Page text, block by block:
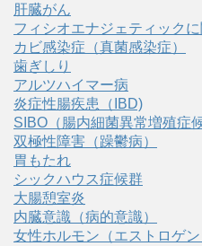
肝臓がん
フィシオエナジェティック
カビ感染症（真菌感染症）
歯ぎしり
アルツハイマー病
炎症性腸疾患（IBD)
SIBO（腸内細菌異常増殖症候
双極性障害（躁鬱病）
胃もたれ
シックハウス症候群
大腸憩室炎
内臓意識（病的意識）
女性ホルモン（エストロゲン